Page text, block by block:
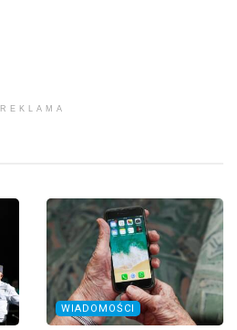
REKLAMA
WIADOMOŚCI